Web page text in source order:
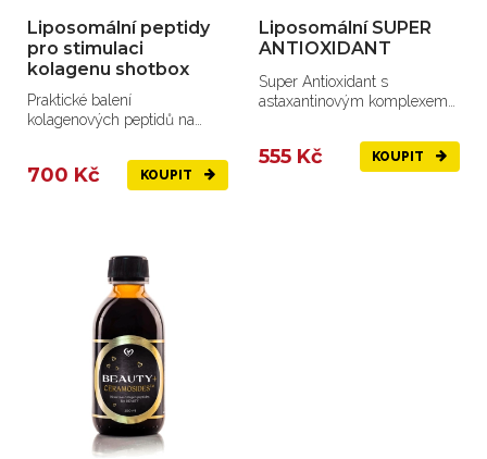
Liposomální peptidy
pro stimulaci
kolagenu shotbox
Praktické balení
kolagenových peptidů na
700 Kč KOUPIT
Liposomální SUPER
ANTIOXIDANT
Super Antioxidant s
astaxantinovým komplexem
555 Kč KOUPIT